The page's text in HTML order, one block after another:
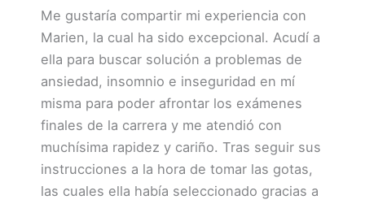
Me gustaría compartir mi experiencia con
Marien, la cual ha sido excepcional. Acudí a
ella para buscar solución a problemas de
ansiedad, insomnio e inseguridad en mí
misma para poder afrontar los exámenes
finales de la carrera y me atendió con
muchísima rapidez y cariño. Tras seguir sus
instrucciones a la hora de tomar las gotas,
las cuales ella había seleccionado gracias a